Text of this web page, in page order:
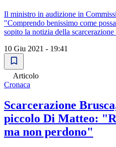
Il ministro in audizione in
"Comprendo benissimo come
sopito la notizia della
10 Giu 2021 - 19:41
Articolo
Cronaca
Scarcerazione
piccolo Di Matteo:
ma non perdono"